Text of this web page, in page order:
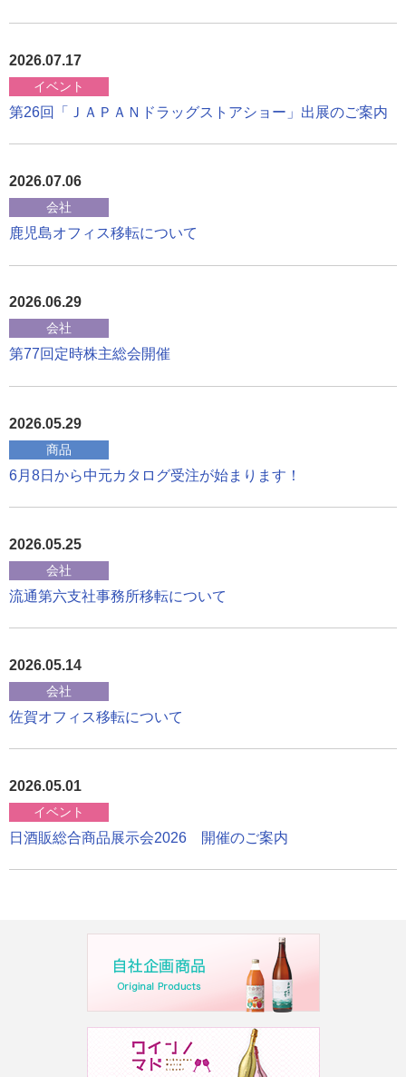
2026.07.17
イベント
第26回「ＪＡＰＡＮドラッグストアショー」出展のご案内
2026.07.06
会社
鹿児島オフィス移転について
2026.06.29
会社
第77回定時株主総会開催
2026.05.29
商品
6月8日から中元カタログ受注が始まります！
2026.05.25
会社
流通第六支社事務所移転について
2026.05.14
会社
佐賀オフィス移転について
2026.05.01
イベント
日酒販総合商品展示会2026 開催のご案内